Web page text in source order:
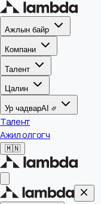
Ажлын байр
Компани
Талент
Цалин
Ур чадварAI
Талент
Ажил олгогч
🇲🇳